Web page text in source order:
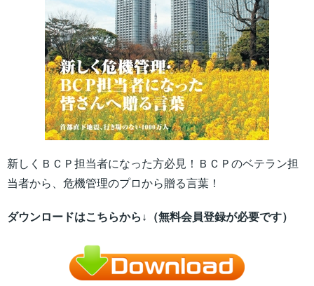
新しくＢＣＰ担当者になった方必見！ＢＣＰのベテラン担
当者から、危機管理のプロから贈る言葉！
ダウンロードはこちらから↓（無料会員登録が必要です）